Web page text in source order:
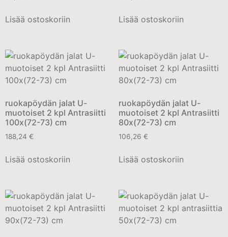
Lisää ostoskoriin Lisää ostoskoriin
ruokapöydän jalat U-
muotoiset 2 kpl Antrasiitti
100x(72-73) cm
188,24 €
Lisää ostoskoriin
ruokapöydän jalat U-
muotoiset 2 kpl Antrasiitti
80x(72-73) cm
106,26 €
Lisää ostoskoriin